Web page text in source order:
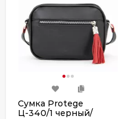
Сумка Protege
Ц-340/1 черный/